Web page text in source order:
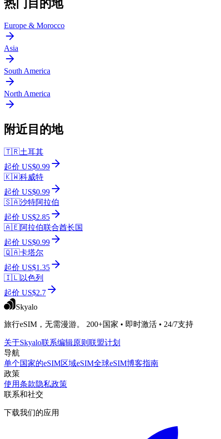
热门目的地
Europe & Morocco
Asia
South America
North America
附近目的地
🇹🇷土耳其
起价 US$0.99
🇰🇼科威特
起价 US$0.99
🇸🇦沙特阿拉伯
起价 US$2.85
🇦🇪阿拉伯联合酋长国
起价 US$0.99
🇶🇦卡塔尔
起价 US$1.35
🇮🇱以色列
起价 US$2.7
Skyalo
旅行eSIM，无需漫游。 200+国家 • 即时激活 • 24/7支持
关于Skyalo联系编辑原则 联盟计划
导航
单个国家的eSIM区域eSIM全球eSIM博客指南
政策
使用条款隐私政策
联系和社交
下载我们的应用